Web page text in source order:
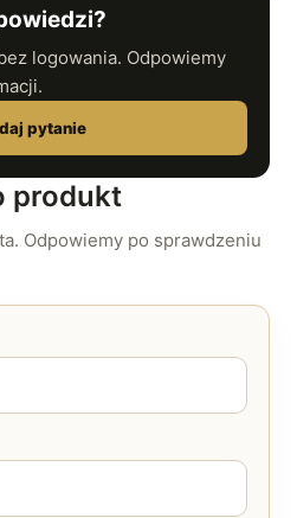
logowania. Odpowiemy
pytanie
produkt
Odpowiemy po sprawdzeniu